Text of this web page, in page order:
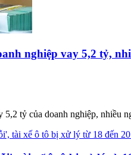
nghiệp vay 5,2 tỷ,
5,2 tỷ của doanh nghiệp,